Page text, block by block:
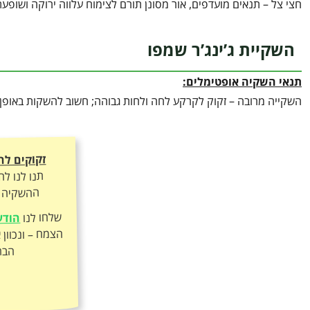
חצי צל – תנאים מועדפים, אור מסונן תורם לצימוח עלווה ירוקה
השקיית ג’ינג’ר שמפו
תנאי השקיה אופטימלים:
השקייה מרובה – זקוק לקרקע לחה ולחות גבוהה; חשוב להשקות
זקוקים
תנו לנו
ההשקיה
שלחו לנו